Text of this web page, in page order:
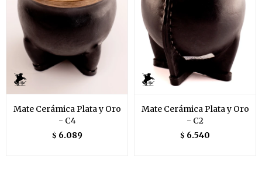
Mate Cerámica Plata y Oro
- C4
$ 6.089
Mate Cerámica Plata y Oro
- C2
$ 6.540